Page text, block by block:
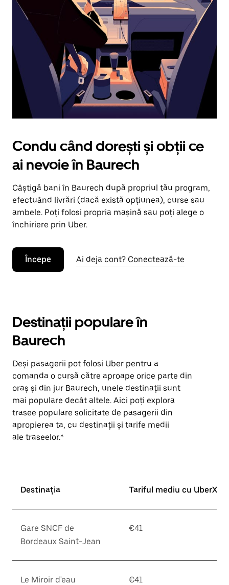
în
jos.
Închide
calendarul
apăsând
pe
butonul
Escape.
Condu când dorești și obții ce
ai nevoie în Baurech
Câștigă bani în Baurech după propriul tău program,
efectuând livrări (dacă există opțiunea), curse sau
ambele. Poți folosi propria mașină sau poți alege o
închiriere prin Uber.
Începe Ai deja cont? Conectează-te
Destinații populare în
Baurech
Deși pasagerii pot folosi Uber pentru a
comanda o cursă către aproape orice parte din
oraș și din jur Baurech, unele destinații sunt
mai populare decât altele. Aici poți explora
trasee populare solicitate de pasagerii din
apropierea ta, cu destinații și tarife medii
ale traseelor.*
Destinația Tariful mediu cu UberX*
Gare SNCF de
Bordeaux Saint-Jean
€41
Le Miroir d'eau €41